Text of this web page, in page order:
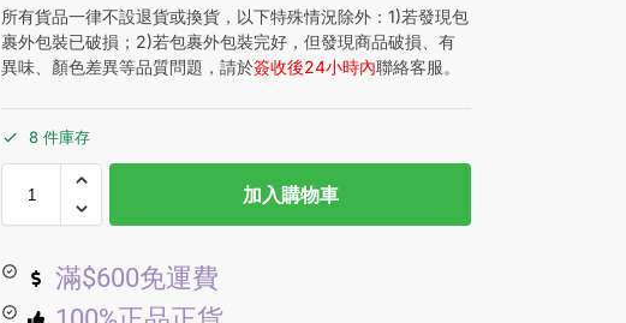
所有貨品一律不設退貨或換貨，以下特殊情況除外：1)若發現包
裹外包裝已破損；2)若包裹外包裝完好，但發現商品破損、有
異味、顏色差異等品質問題，請於簽收後24小時內聯絡客服。
8 件庫存
加入購物車
滿$600免運費